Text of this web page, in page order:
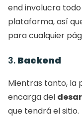
end involucra
plataforma, así
para cualquier
3. Backend
Mientras tanto, la
encarga del
que tendrá el sitio.